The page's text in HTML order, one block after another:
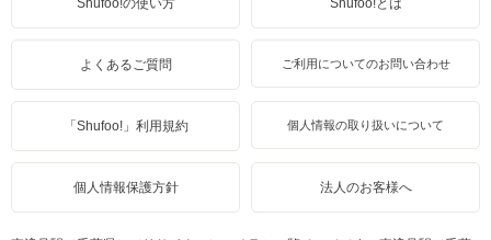
Shufoo!の使い方 Shufoo!とは
よくあるご質問 ご利用についてのお問い合わせ
「Shufoo!」利用規約 個人情報の取り扱いについて
個人情報保護方針 法人のお客様へ